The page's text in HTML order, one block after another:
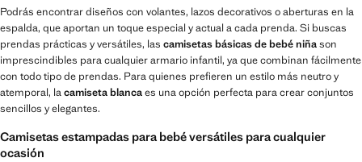
Podrás encontrar diseños con volantes, lazos decorativos o aberturas en la
espalda, que aportan un toque especial y actual a cada prenda. Si buscas
prendas prácticas y versátiles, las camisetas básicas de bebé niñason
imprescindibles para cualquier armario infantil, ya que combinan fácilmente
con todo tipo de prendas. Para quienes prefieren un estilo más neutro y
atemporal, lacamiseta blancaes una opción perfecta para crear conjuntos
sencillos y elegantes.
Camisetas estampadas para bebé versátiles para cualquier
ocasión